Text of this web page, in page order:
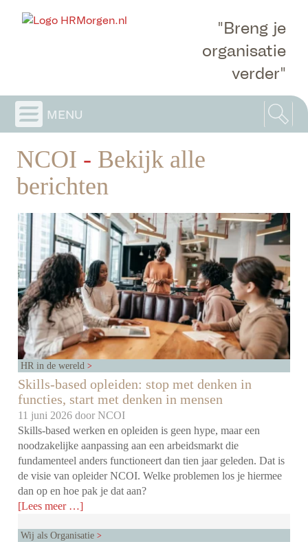
"Breng je
organisatie
verder"
menu
NCOI - Bekijk alle
berichten
HR in de wereld
Skills-based opleiden: stop met denken in
functies, start met denken in mensen
11 juni 2026 doorNCOI
Skills-based werken en opleiden is geen hype, maar een
noodzakelijke aanpassing aan een arbeidsmarkt die
fundamenteel anders functioneert dan tien jaar geleden. Dat is
de visie van opleider NCOI. Welke problemen los je hiermee
dan op en hoe pak je dat aan?
[Lees meer …]
Wij als Organisatie